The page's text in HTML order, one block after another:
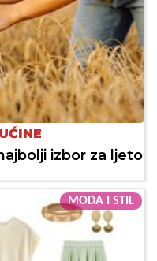
izbor za ljeto
MODA I STIL